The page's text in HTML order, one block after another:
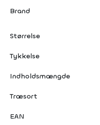
Brand
Størrelse
Tykkelse
Indholdsmængde
Træsort
EAN